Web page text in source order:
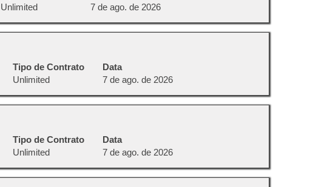
Unlimited
7 de ago. de 2026
Tipo de Contrato
Unlimited
Data
7 de ago. de 2026
Tipo de Contrato
Unlimited
Data
7 de ago. de 2026